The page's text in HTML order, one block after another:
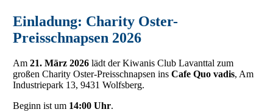
Einladung: Charity Oster-
Preisschnapsen 2026
Am21. März 2026 lädt der Kiwanis Club Lavanttal zum
großen Charity Oster-Preisschnapsen insCafe Quo vadis, Am
Industriepark 13, 9431 Wolfsberg.
Beginn ist um 14:00 Uhr.